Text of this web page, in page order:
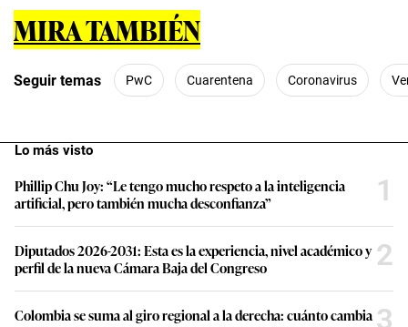
MIRA TAMBIÉN
Seguir temas PwC Cuarentena Coronavirus
Lo más visto
Phillip Chu Joy: “Le tengo mucho respeto a la inteligencia
artificial, pero también mucha desconfianza”
1
Diputados 2026-2031: Esta es la experiencia, nivel académico y
perfil de la nueva Cámara Baja del Congreso
2
Colombia se suma al giro regional a la derecha: cuánto cambia